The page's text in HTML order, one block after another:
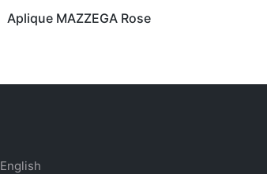
Aplique MAZZEGA Rose
English